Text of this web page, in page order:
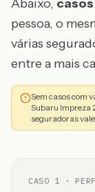
Abaixo,
pessoa, o
várias
entre a mais
Sem casos com
Subaru Impreza
seguradoras
CASO 1 ·